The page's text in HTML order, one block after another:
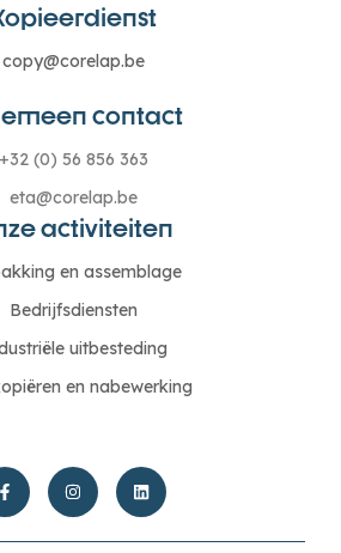
copy@corelap.be
contact
+32 (0) 56 856 363
eta@corelap.be
activiteiten
en assemblage
Bedrijfsdiensten
uitbesteding
en nabewerking